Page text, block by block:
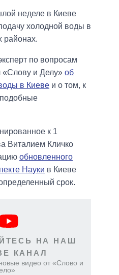
неделе в Киеве
холодной воды в
районах.
по вопросам
«Слову и Делу» об
в Киеве и о том, к
к 1
Виталием Кличко
обновленного
Науки в Киеве
срок.
НА НАШ
КАНАЛ
видео от «Слово и